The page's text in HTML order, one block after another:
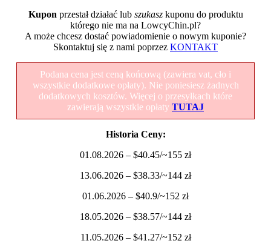
Kupon przestał działać lub szukaszkuponu do produktu
którego nie ma na LowcyChin.pl?
A może chcesz dostać powiadomienie o nowym kuponie?
Skontaktuj się z nami poprzez KONTAKT
Podana cena jest ceną końcową (zawiera vat, cło i
wszystkie dodatkowe opłaty). Nie poniesiesz żadnych
dodatkowych kosztów. Więcej o przesyłkach które
zawierają wszystkie opłaty TUTAJ
Historia Ceny:
01.08.2026 – $40.45/~155 zł
13.06.2026 – $38.33/~144 zł
01.06.2026 – $40.9/~152 zł
18.05.2026 – $38.57/~144 zł
11.05.2026 – $41.27/~152 zł